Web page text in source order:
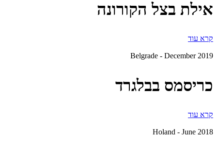
אילת בצל הקורונה
קרא עוד
Belgrade - December 2019
כריסמס בבלגרד
קרא עוד
Holand - June 2018